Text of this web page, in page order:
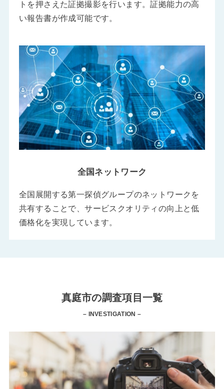
トを押さえた証拠撮影を行います。証拠能力の高
い報告書が作成可能です。
全国ネットワーク
全国展開する第一探偵グループのネットワークを
共有することで、サービスクオリティの向上と低
価格化を実現しています。
真庭市の調査項目一覧
– INVESTIGATION –